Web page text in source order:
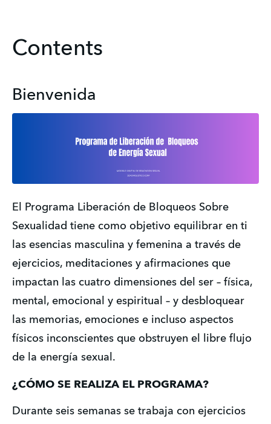
Contents
Bienvenida
El Programa Liberación de Bloqueos Sobre
Sexualidad tiene como objetivo equilibrar en ti
las esencias masculina y femenina a través de
ejercicios, meditaciones y afirmaciones que
impactan las cuatro dimensiones del ser – física,
mental, emocional y espiritual – y desbloquear
las memorias, emociones e incluso aspectos
físicos inconscientes que obstruyen el libre flujo
de la energía sexual.
¿CÓMO SE REALIZA EL PROGRAMA?
Durante seis semanas se trabaja con ejercicios